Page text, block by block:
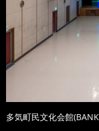
多気町民文化会館